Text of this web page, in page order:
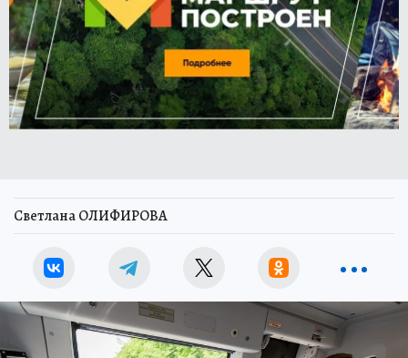
Светлана ОЛИФИРОВА